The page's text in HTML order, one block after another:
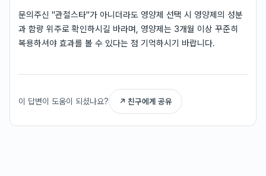
문의주신 "관절스타"가 아니더라도 영양제 선택 시 영양제의 성분
과 함량 위주로 확인하시길 바라며, 영양제는 3개월 이상 꾸준히
복용하셔야 효과를 볼 수 있다는 점 기억하시기 바랍니다.
이 답변이 도움이 되셨나요? ↗ 친구에게 공유